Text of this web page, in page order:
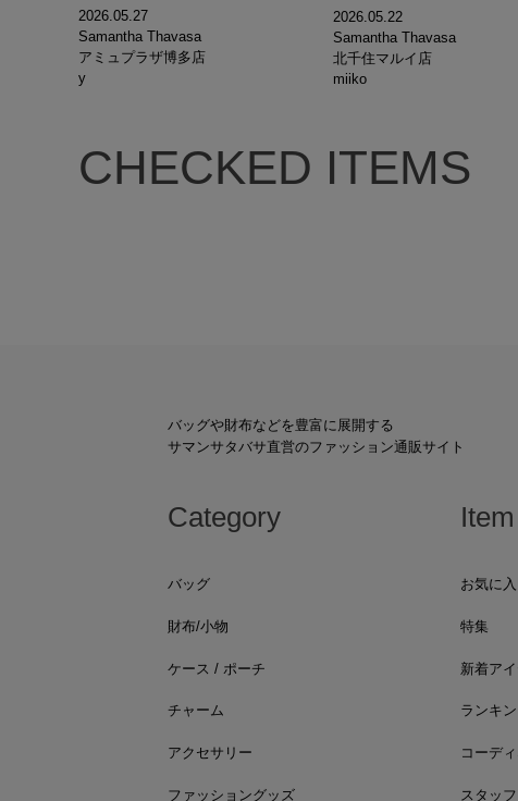
2026.05.27
Samantha Thavasa
アミュプラザ博多店
y
2026.05.22
Samantha Thavasa
北千住マルイ店
miiko
CHECKED ITEMS
バッグや財布などを豊富に展開する
サマンサタバサ直営のファッション通販サイト
Category
バッグ
財布/小物
ケース / ポーチ
チャーム
アクセサリー
ファッショングッズ
Item
お気に
特集
新着ア
ランキ
コーデ
スタッ